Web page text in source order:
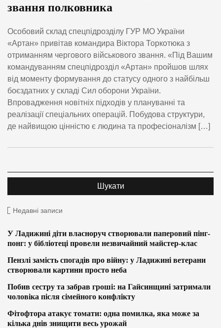
звання полковника
Особовий склад спецпідрозділу ГУР МО України
«Артан» привітав командира Віктора Торкотюка з
отриманням чергового військового звання. «Під Вашим
командуванням спецпідрозділ «Артан» пройшов шлях
від моменту формування до статусу одного з найбільш
боєздатних у складі Сил оборони України.
Впровадження новітніх підходів у плануванні та
реалізації спеціальних операцій. Побудова структури,
де найвищою цінністю є людина та професіоналізм […]
Недавні записи
У Ладижині діти власноруч створювали паперовий пінг-
понг: у бібліотеці провели незвичайний майстер-клас
Пензлі замість спогадів про війну: у Ладижині ветерани
створювали картини просто неба
Побив сестру та забрав гроші: на Гайсинщині затримали
чоловіка після сімейного конфлікту
Фітофтора атакує томати: одна помилка, яка може за
кілька днів знищити весь урожай